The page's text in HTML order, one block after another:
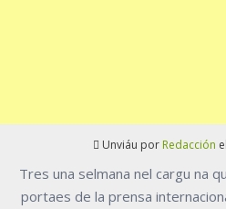
Unviáu por Redacción
Tres una selmana nel cargu na
portaes de la prensa